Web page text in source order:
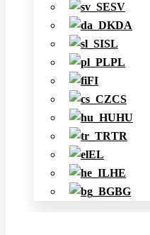
SV
DA
SL
PL
FI
CS
HU
TR
EL
HE
BG